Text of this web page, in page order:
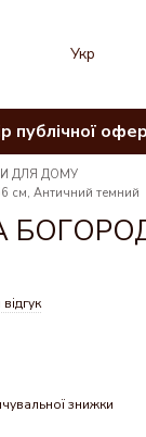
Укр
публічної
ДЛЯ ДОМУ
Античний темний
знижки